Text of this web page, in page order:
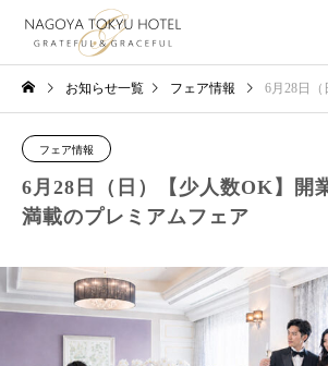
お知らせ一覧 フェア情報 6月28日（日）【少人
フェア情報
6月28日（日）【少人数OK】開
満載のプレミアムフェア